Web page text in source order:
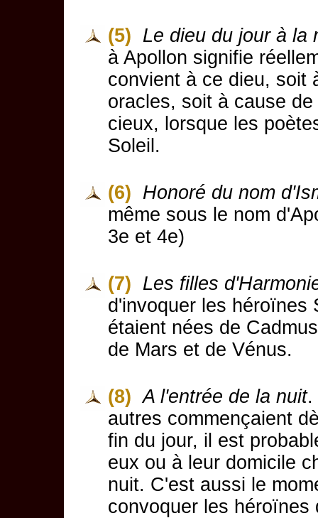
(5) Le dieu du jour à la
à Apollon signifie
convient à ce dieu, soit
oracles, soit à cause
cieux, lorsque les
Soleil.
(6) Honoré du nom
même sous le nom
3e et 4e)
(7) Les filles
d'invoquer les héroïnes
étaient nées de
de Mars et de Vénus.
(8) A l'entrée de la nuit.
autres commençaient
fin du jour, il est
eux ou à leur domicile
nuit. C'est aussi le
convoquer les